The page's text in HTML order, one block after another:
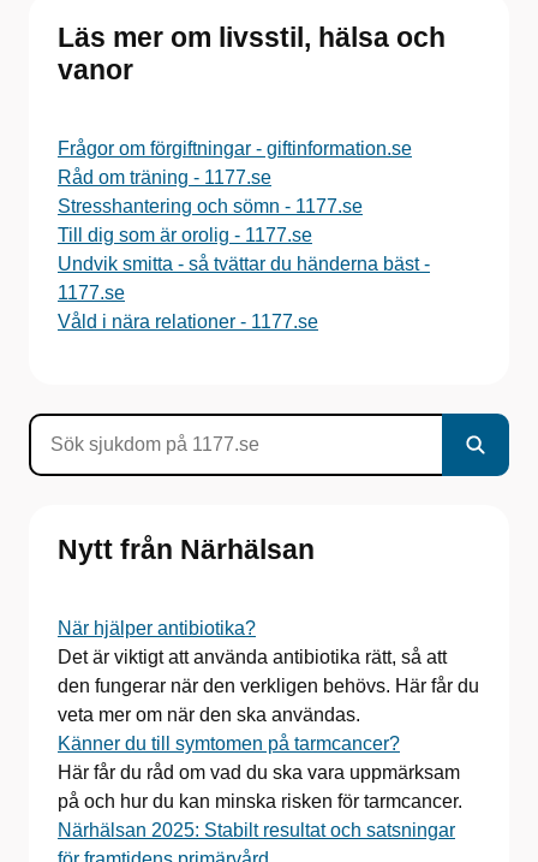
Läs mer om livsstil, hälsa och
vanor
Frågor om förgiftningar - giftinformation.se
Råd om träning - 1177.se
Stresshantering och sömn - 1177.se
Till dig som är orolig - 1177.se
Undvik smitta - så tvättar du händerna bäst -
1177.se
Våld i nära relationer - 1177.se
Nytt från Närhälsan
När hjälper antibiotika?
Det är viktigt att använda antibiotika rätt, så att
den fungerar när den verkligen behövs. Här får du
veta mer om när den ska användas.
Känner du till symtomen på tarmcancer?
Här får du råd om vad du ska vara uppmärksam
på och hur du kan minska risken för tarmcancer.
Närhälsan 2025: Stabilt resultat och satsningar